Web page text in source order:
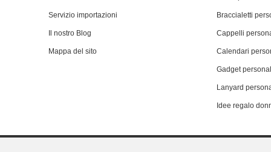
Servizio importazioni
Il nostro Blog
Mappa del sito
Braccialetti
Cappelli
Calendari
Gadget
Lanyard
Idee regalo